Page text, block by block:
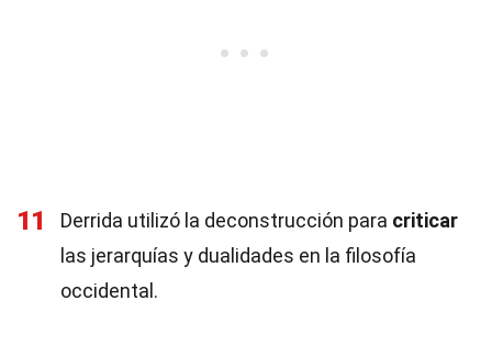
11 Derrida utilizó la deconstrucción para criticar
las jerarquías y dualidades en la filosofía
occidental.